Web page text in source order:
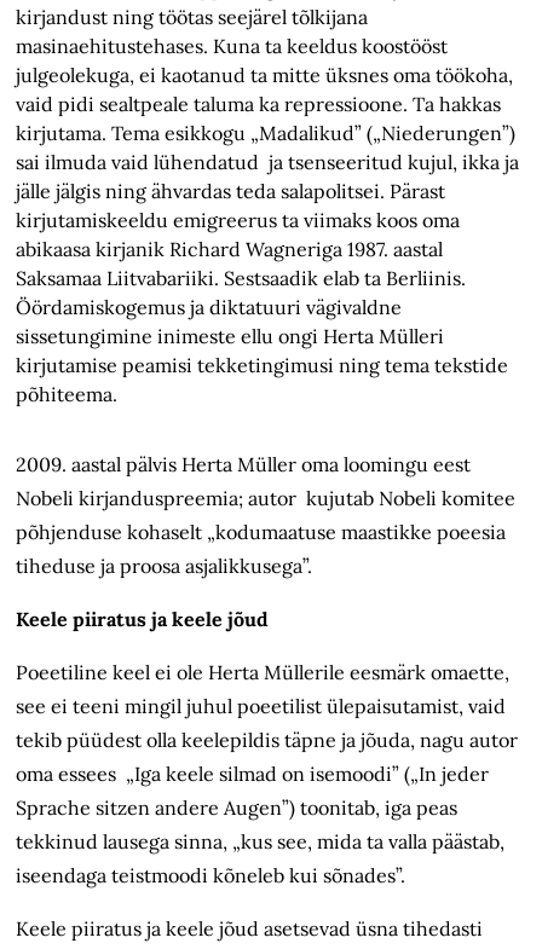
kirjandust ning töötas seejärel tõlkijana
masinaehitustehases. Kuna ta keeldus koostööst
julgeolekuga, ei kaotanud ta mitte üksnes oma töökoha,
vaid pidi sealtpeale taluma ka repressioone. Ta hakkas
kirjutama. Tema esikkogu „Madalikud” („Niederungen”)
sai ilmuda vaid lühendatud ja tsenseeritud kujul, ikka ja
jälle jälgis ning ähvardas teda salapolitsei. Pärast
kirjutamiskeeldu emigreerus ta viimaks koos oma
abikaasa kirjanik Richard Wagneriga 1987. aastal
Saksamaa Liitvabariiki. Sestsaadik elab ta Berliinis.
Öördamiskogemus ja diktatuuri vägivaldne
sissetungimine inimeste ellu ongi Herta Mülleri
kirjutamise peamisi tekketingimusi ning tema tekstide
põhiteema.
2009. aastal pälvis Herta Müller oma loomingu eest
Nobeli kirjanduspreemia; autor kujutab Nobeli komitee
põhjenduse kohaselt „kodumaatuse maastikke poeesia
tiheduse ja proosa asjalikkusega”.
Keele piiratus ja keele jõud
Poeetiline keel ei ole Herta Müllerile eesmärk omaette,
see ei teeni mingil juhul poeetilist ülepaisutamist, vaid
tekib püüdest olla keelepildis täpne ja jõuda, nagu autor
oma essees „Iga keele silmad on isemoodi” („In jeder
Sprache sitzen andere Augen”) toonitab, iga peas
tekkinud lausega sinna, „kus see, mida ta valla päästab,
iseendaga teistmoodi kõneleb kui sõnades”.
Keele piiratus ja keele jõud asetsevad üsna tihedasti